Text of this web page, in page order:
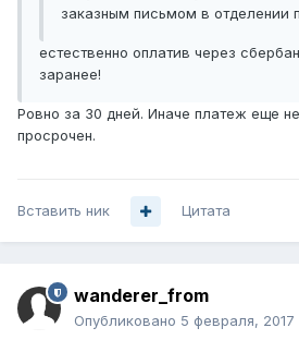
заказным письмом в отделении
естественно оплатив через
заранее!
Ровно за 30 дней. Иначе платеж еще
просрочен.
Вставить ник Цитата
wanderer_from
Опубликовано 5 февраля, 2017